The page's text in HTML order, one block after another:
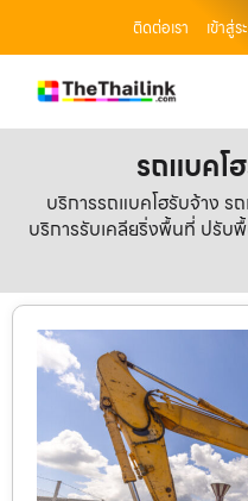
ติดต่อเรา เข้าสู่
รถแบคโ
บริการรถแบคโฮรับจ้าง ร
บริการรับเคลียริ่งพื้นที่ ปรับ